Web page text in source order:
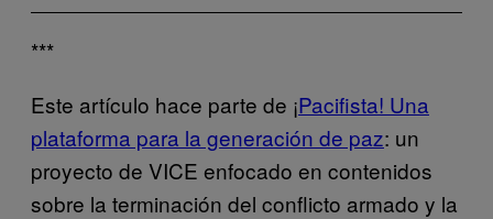
***
Este artículo hace parte de ¡Pacifista! Una
plataforma para la generación de paz: un
proyecto de VICE enfocado en contenidos
sobre la terminación del conflicto armado y la